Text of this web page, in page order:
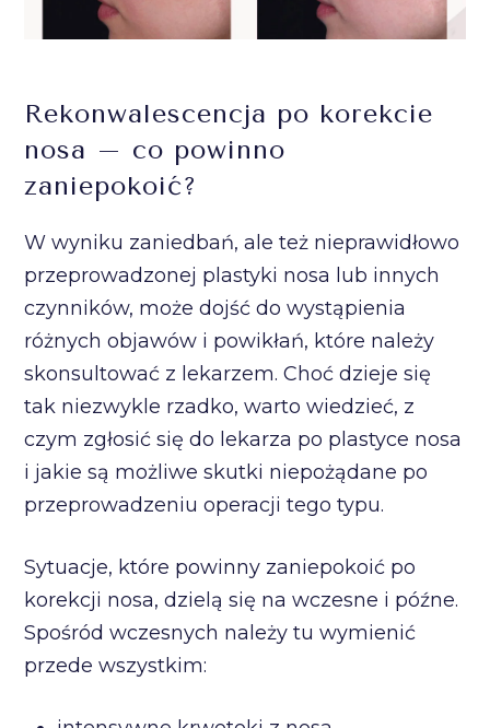
Rekonwalescencja po korekcie
nosa – co powinno
zaniepokoić?
W wyniku zaniedbań, ale też nieprawidłowo
przeprowadzonej plastyki nosa lub innych
czynników, może dojść do wystąpienia
różnych objawów i powikłań, które należy
skonsultować z lekarzem. Choć dzieje się
tak niezwykle rzadko, warto wiedzieć, z
czym zgłosić się do lekarza po plastyce nosa
i jakie są możliwe skutki niepożądane po
przeprowadzeniu operacji tego typu.
Sytuacje, które powinny zaniepokoić po
korekcji nosa, dzielą się na wczesne i późne.
Spośród wczesnych należy tu wymienić
przede wszystkim: